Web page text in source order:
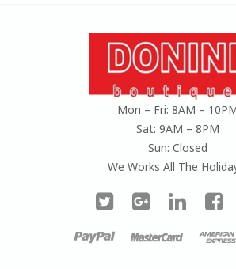
Mon – Fri: 8AM –
Sat: 9AM – 8PM
Sun: Closed
We Works All The